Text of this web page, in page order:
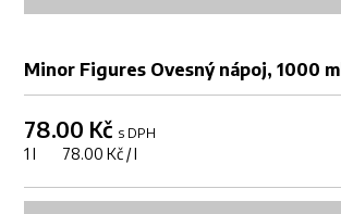
Minor Figures Ovesný nápoj, 1000 ml
78.00 Kč s DPH
1 l 78.00 Kč / l